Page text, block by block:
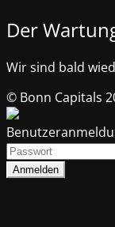
Der
Wir sind bald
© Bonn Capitals